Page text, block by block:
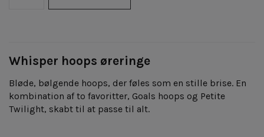
Whisper hoops øreringe
Bløde, bølgende hoops, der føles som en stille brise. En
kombination af to favoritter, Goals hoops og Petite
Twilight, skabt til at passe til alt.